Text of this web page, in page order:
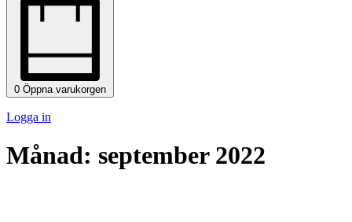
0 Öppna varukorgen
Logga in
Månad: september 2022